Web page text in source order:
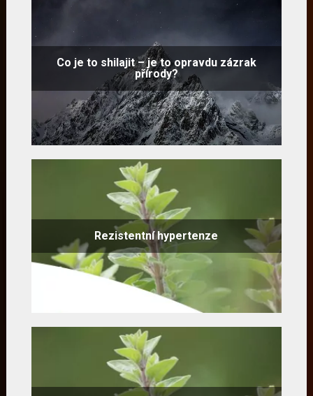
Co je to shilajit – je to opravdu zázrak
přírody?
Rezistentní hypertenze